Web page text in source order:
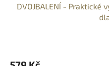
DVOJBALENÍ - Praktické